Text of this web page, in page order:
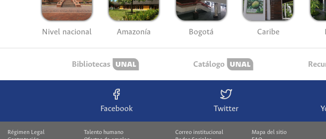
Nivel nacional Amazonía Bogotá Caribe
Bibliotecas Catálogo
Facebook Twitter
Régimen Legal
Talento humano
Correo institucional
Mapa del sitio